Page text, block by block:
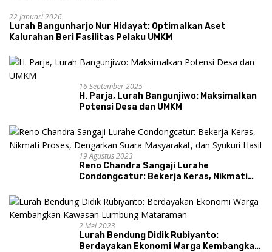
22 Januari 2026
Lurah Bangunharjo Nur Hidayat: Optimalkan Aset
Kalurahan Beri Fasilitas Pelaku UMKM
16 September 2025
H. Parja, Lurah Bangunjiwo: Maksimalkan
Potensi Desa dan UMKM
19 Agustus 2023
Reno Chandra Sangaji Lurahe
Condongcatur: Bekerja Keras, Nikmati
dan Syukuri Hasil
2 Mei 2023
Lurah Bendung Didik Rubiyanto:
Berdayakan Ekonomi Warga Kembangkan